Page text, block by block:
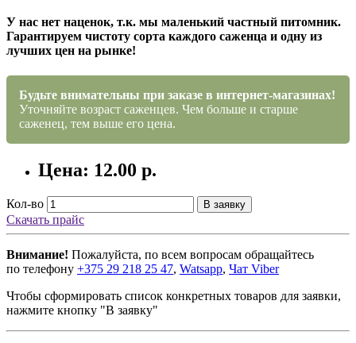
У нас нет наценок, т.к. мы маленький частный питомник.
Гарантируем чистоту сорта каждого саженца и одну из
лучших цен на рынке!
Будьте внимательны при заказе в интернет-магазинах!
Уточняйте возраст саженцев. Чем больше и старше
саженец, тем выше его цена.
Цена: 12.00 р.
Кол-во В заявку
Скачать прайс
Внимание! Пожалуйста, по всем вопросам обращайтесь
по телефону +375 29 218 25 47, Watsapp, Чат Viber
Чтобы сформировать список конкретных товаров для заявки,
нажмите кнопку "В заявку"